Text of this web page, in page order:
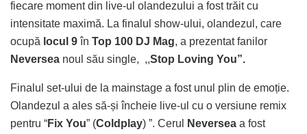
fiecare moment din live-ul olandezului a fost trăit cu
intensitate maximă. La finalul show-ului, olandezul, care
ocupă locul 9în Top 100 DJ Mag, a prezentat fanilor
Neversea noul său single, ,,Stop Loving You”.
Finalul set-ului de la mainstage a fost unul plin de emoție.
Olandezul a ales să-și încheie live-ul cu o versiune remix
pentru “Fix You” (Coldplay) ”. Cerul Neversea a fost